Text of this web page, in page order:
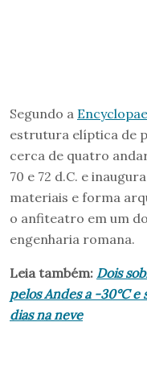
Segundo a
estrutura elíptica de
cerca de quatro
70 e 72 d.C. e
materiais e forma
o anfiteatro em um
engenharia romana.
Leia também: Dois
pelos Andes a -30°C e
dias na neve